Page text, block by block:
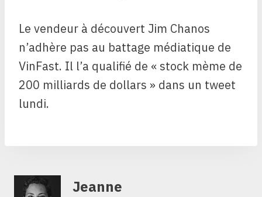
Le vendeur à découvert Jim Chanos
n’adhère pas au battage médiatique de
VinFast. Il l’a qualifié de « stock mème de
200 milliards de dollars » dans un tweet
lundi.
Jeanne